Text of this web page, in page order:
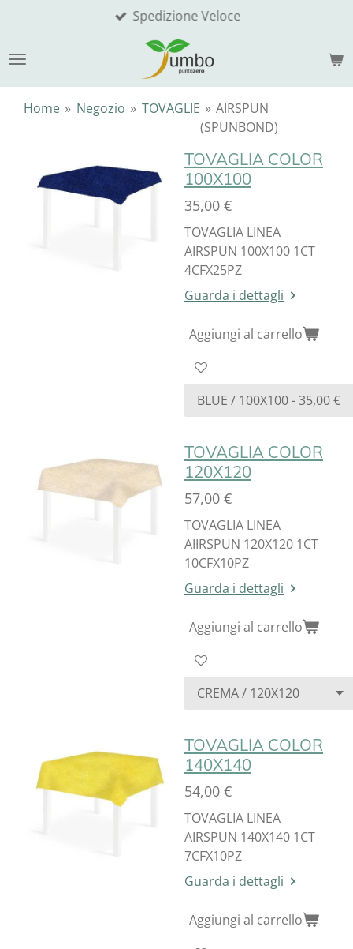
contenuto
Spedizione Veloce
Home » Negozio » TOVAGLIE » AIRSPUN
(SPUNBOND)
TOVAGLIA COLOR
100X100
35,00 €
TOVAGLIA LINEA
AIRSPUN 100X100 1CT
4CFX25PZ
Guarda i dettagli
Aggiungi al carrello
TOVAGLIA COLOR
120X120
57,00 €
TOVAGLIA LINEA
AIIRSPUN 120X120 1CT
10CFX10PZ
Guarda i dettagli
Aggiungi al carrello
TOVAGLIA COLOR
140X140
54,00 €
TOVAGLIA LINEA
AIRSPUN 140X140 1CT
7CFX10PZ
Guarda i dettagli
Aggiungi al carrello